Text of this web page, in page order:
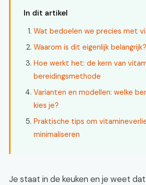
In dit artikel
Wat bedoelen we precies met
Waarom is dit eigenlijk belangrijk?
Hoe werkt het: de kern van
bereidingsmethode
Varianten en modellen: welke
kies je?
Praktische tips om
minimaliseren
Je staat in de keuken en je weet